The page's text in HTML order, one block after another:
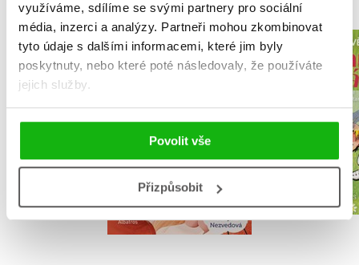
využíváme, sdílíme se svými partnery pro sociální
média, inzerci a analýzy. Partneři mohou zkombinovat
tyto údaje s dalšími informacemi, které jim byly
poskytnuty, nebo které poté následovaly, že používáte
jejich služby.
Povolit vše
Přizpůsobit
Báječná třída
Do košíku
319 Kč
255 Kč
Zdeněk
Do
279 Kč